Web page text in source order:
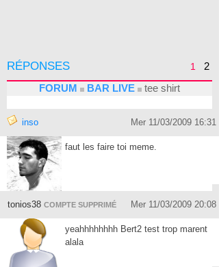
RÉPONSES 1
2
FORUM
BAR LIVE tee shirt
inso Mer 11/03/2009 16:31
faut les faire toi meme.
tonios38 COMPTE SUPPRIMÉ Mer 11/03/2009 20:08
yeahhhhhhhh Bert2 test trop marent
alala